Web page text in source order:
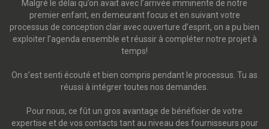
Malgré le délai qu’on avait avec l’arrivée imminente de notre
premier enfant, en demeurant focus et en suivant votre
processus de conception clair avec ouverture d’esprit, on a pu bien
exploiter l’agenda ensemble et réussir à compléter notre projet à
temps!
On s’est senti écouté et bien compris pendant le processus. Tu as
réussi à intégrer toutes nos demandes.
Pour nous, ce fût un gros avantage de bénéficier de votre
expertise et de vos contacts tant au niveau des fournisseurs pour